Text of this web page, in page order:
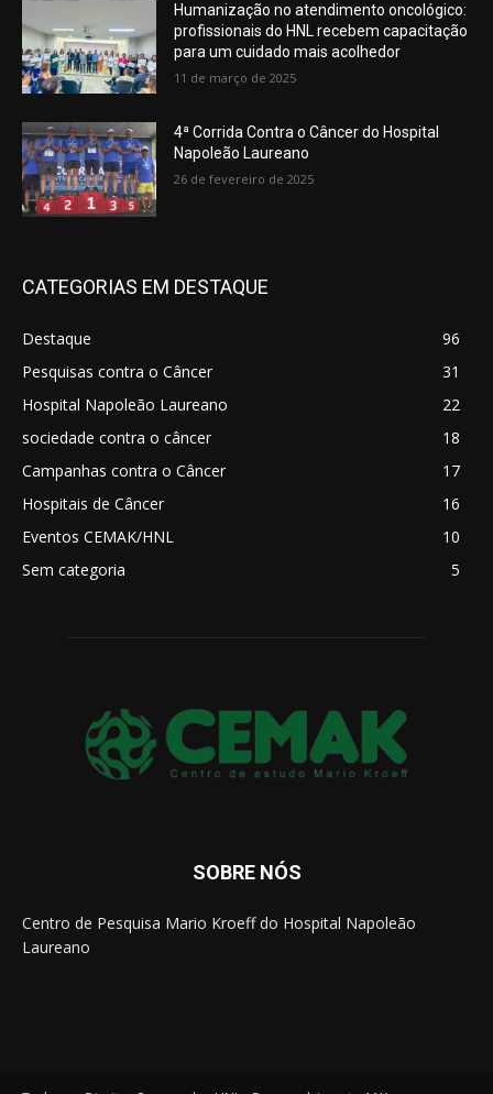
Humanização no atendimento oncológico:
profissionais do HNL recebem capacitação
para um cuidado mais acolhedor
11 de março de 2025
4ª Corrida Contra o Câncer do Hospital
Napoleão Laureano
26 de fevereiro de 2025
CATEGORIAS EM DESTAQUE
Destaque
96
Pesquisas contra o Câncer
31
Hospital Napoleão Laureano
22
sociedade contra o câncer
18
Campanhas contra o Câncer
17
Hospitais de Câncer
16
Eventos CEMAK/HNL
10
Sem categoria
5
SOBRE NÓS
Centro de Pesquisa Mario Kroeff do Hospital Napoleão
Laureano